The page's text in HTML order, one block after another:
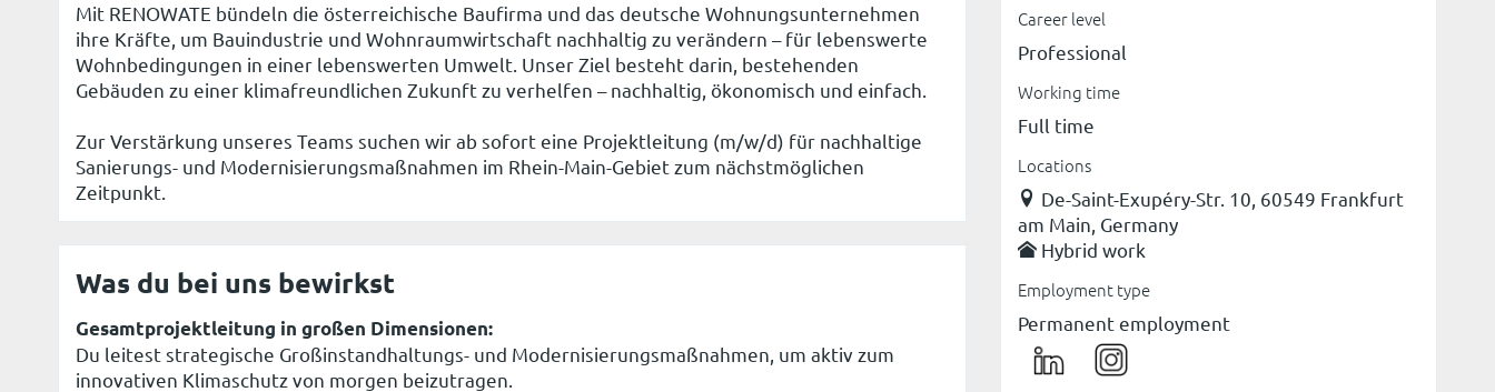
Mit RENOWATE bündeln die österreichische Baufirma und das deutsche Wohnungsunternehmen
ihre Kräfte, um Bauindustrie und Wohnraumwirtschaft nachhaltig zu verändern – für lebenswerte
Wohnbedingungen in einer lebenswerten Umwelt. Unser Ziel besteht darin, bestehenden
Gebäuden zu einer klimafreundlichen Zukunft zu verhelfen – nachhaltig, ökonomisch und einfach.
Zur Verstärkung unseres Teams suchen wir ab sofort eine Projektleitung (m/w/d) für nachhaltige
Sanierungs- und Modernisierungsmaßnahmen im Rhein-Main-Gebiet zum nächstmöglichen
Zeitpunkt.
Was du bei uns bewirkst
Gesamtprojektleitung in großen Dimensionen:
Du leitest strategische Großinstandhaltungs- und Modernisierungsmaßnahmen, um aktiv zum
innovativen Klimaschutz von morgen beizutragen.
Career level
Professional
Working time
Full time
Locations
De-Saint-Exupéry-Str. 10, 60549 Frankfurt
am Main, Germany
Hybrid work
Employment type
Permanent employment